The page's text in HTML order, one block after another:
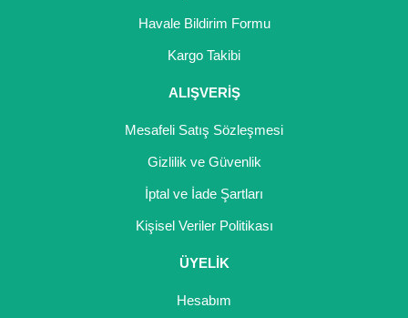
Havale Bildirim Formu
Kargo Takibi
ALIŞVERİŞ
Mesafeli Satış Sözleşmesi
Gizlilik ve Güvenlik
İptal ve İade Şartları
Kişisel Veriler Politikası
ÜYELİK
Hesabım